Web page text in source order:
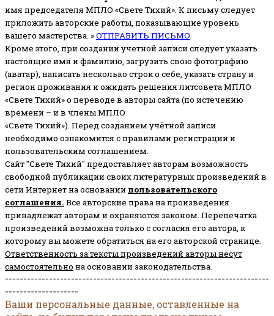
имя председателя МПЛО «Свете Тихий». К письму следует
приложить авторские работы, показывающие уровень
вашего мастерства. »ОТПРАВИТЬ ПИСЬМО
Кроме этого, при создании учетной записи следует указать
настоящие имя и фамилию, загрузить свою фотографию
(аватар), написать несколько строк о себе, указать страну и
регион проживания и ожидать решения литсовета МПЛО
«Свете Тихий» о переводе в авторы сайта (по истечению
времени – и в члены МПЛО
«Свете Тихий»). Перед созданием учётной записи
необходимо ознакомится с правилами регистрации и
пользовательским соглашением.
Сайт "Свете Тихий" предоставляет авторам возможность
свободной публикации своих литературных произведений в
сети Интернет на основании пользовательского
соглашения. Все авторские права на произведения
принадлежат авторам и охраняются законом. Перепечатка
произведений возможна только с согласия его автора, к
которому вы можете обратиться на его авторской странице.
Ответственность за тексты произведений авторы несут
самостоятельно на основании законодательства.
------------------------------------------------------------------------
--------------------
Ваши персональные данные, оставленные на